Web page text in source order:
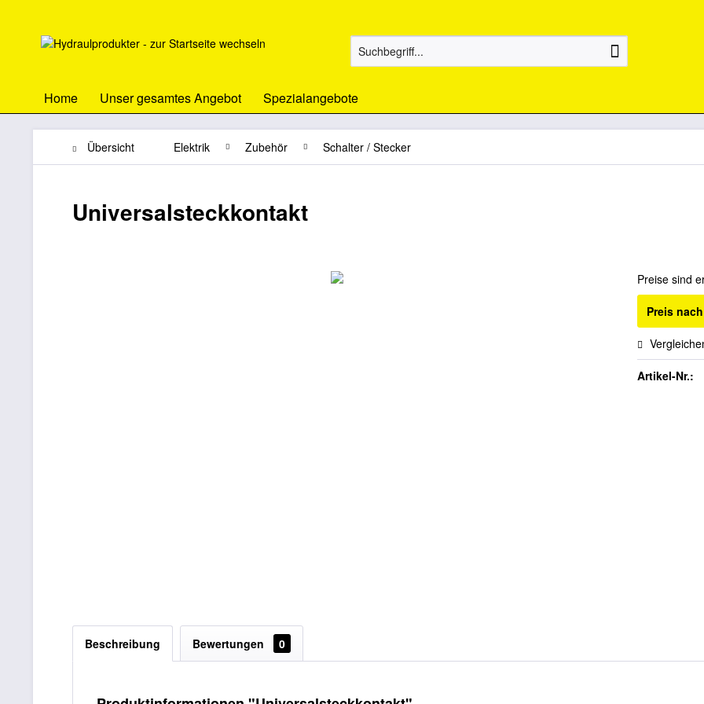
Home Unser gesamtes Angebot Spezialangebote
Übersicht Elektrik Zubehör Schalter / Stecker
Universalsteckkontakt
Preise sind
Preis
Artikel-Nr.:
Beschreibung Bewertungen 0